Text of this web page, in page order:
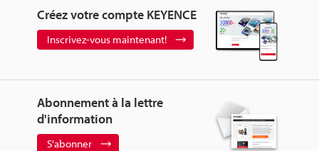
Créez votre compte KEYENCE
Inscrivez-vous maintenant!
Abonnement à la lettre
d'information
S'abonner